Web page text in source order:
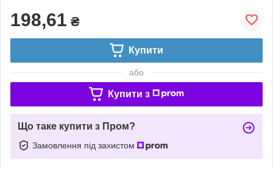
198,61 ₴
Купити
або
Купити з
Що таке купити з Пром?
Замовлення під захистом